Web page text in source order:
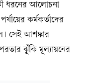
কী ধরনের আলোচনা
কর্মকর্তাদের
সেই আশঙ্কার
ঝুঁকি মূল্যায়নের